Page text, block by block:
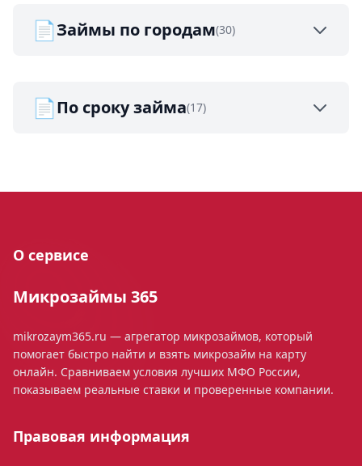
📄Займы по городам(30)
📄По сроку займа(17)
О сервисе
Микрозаймы 365
mikrozaym365.ru — агрегатор микрозаймов, который
помогает быстро найти и взять микрозайм на карту
онлайн. Сравниваем условия лучших МФО России,
показываем реальные ставки и проверенные компании.
Правовая информация